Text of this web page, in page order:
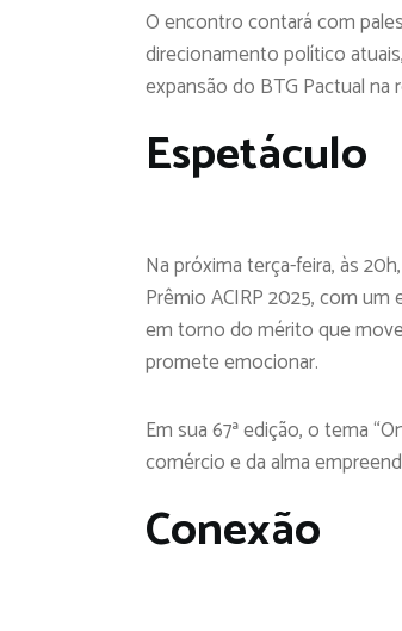
O encontro contará com
direcionamento político
expansão do BTG Pactual na
Espetáculo
Na próxima terça-feira, às
Prêmio ACIRP 2025, com
em torno do mérito que
promete emocionar.
Em sua 67ª edição, o tema
comércio e da alma
Conexão